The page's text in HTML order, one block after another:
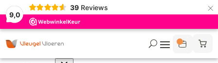
9,0
39 Reviews ×